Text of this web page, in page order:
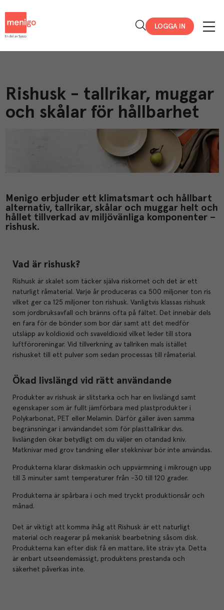
LOGGA IN
Rishusk - tallrikar, muggar
och skålar för hållbarhet
Menigo erbjuder ett klimatsmart och hållbart
alternativ, tallrikar, skålar och muggar helt och
hållet tillverkad av miljövänliga komponenter –
rishusk.
Vad är rishusk?
Rishusk är skalet som täcker själva riskornet och det är ett
naturligt råmaterial. Varje år produceras ca 500 miljoner ton ris
vilket ger ca 125 miljoner ton rishusk. Vanligtvis klassas rishusk
som jordbruksavfall och bränns ofta på fältet. Det innebär dels
en fara för de bönder som bor där samt att det medför
utsläpp av koldioxid och svaveldioxid vilket leder till stora
luftföroreningar. Vid tillverkning av tallriken mals istället
rishusket till ett pulver som sedan processas till råmaterial.
Ökad livslängd vid rätt användande
Produkter av rishusk är slitstarka och har en livslängd samt
egenskaper som är fullt jämförbara med plastprodukter i
Polykarbonat, PET eller Melamin. Därför gäller även samma
begränsningar i användandet som för plasttallrikar dvs.
livslängden ökar betydligt om du väljer en otandad kniv.
Matknivar med grov tandning eller stekknivar bör inte användas.
Produkterna klarar diskmaskin och uppvärmning i mikrougn upp
till 3 minuter samt temperaturer från -30 till 120 grader.
Produkterna är spårbara i och med tryckt produktionsår och
månad.
Det är viktigt att komma ihåg att Rishusk är ett naturligt
material och reagerar på mekanisk bearbetning såsom disk.
Produkterna kan efter disk få en mattare, lite sträv yta. Detta
är enbart utseendemässigt, produktens prestanda och
säkerhet påverkas inte.